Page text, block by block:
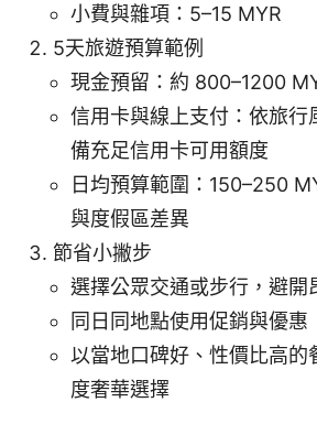
小費與雜項：5–15 MYR
5天旅遊預算範例
現金預留：約 800–1200
信用卡與線上支付：依旅行
備充足信用卡可用額度
日均預算範圍：150–250
與度假區差異
節省小撇步
選擇公眾交通或步行，避開
同日同地點使用促銷與優惠
以當地口碑好、性價比高的
度奢華選擇